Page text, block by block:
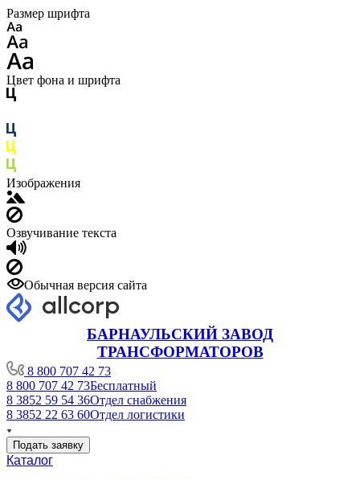
Размер шрифта
Цвет фона и шрифта
Изображения
Озвучивание текста
Обычная версия сайта
БАРНАУЛЬСКИЙ ЗАВОД
ТРАНСФОРМАТОРОВ
8 800 707 42 73
8 800 707 42 73Бесплатный
8 3852 59 54 36Отдел снабжения
8 3852 22 63 60Отдел логистики
Подать заявку
Каталог